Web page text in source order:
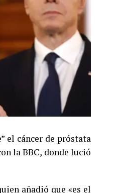
el cáncer de próstata
la BBC, donde lució
añadió que «es el